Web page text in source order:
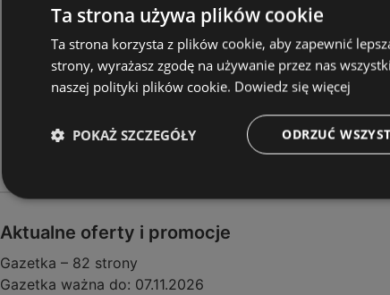
Aktualne oferty i promocje
Gazetka – 82 strony
Gazetka ważna do: 07.11.2026
Ta strona używa plików cookie
Ta strona korzysta z plików cookie, aby zapewnić
strony, wyrażasz zgodę na używanie przez nas
naszej polityki plików cookie. Dowiedz się więcej
ODRZUĆ
POKAŻ SZCZEGÓŁY